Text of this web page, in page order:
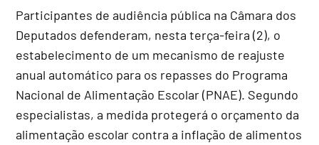
Participantes de audiência pública na Câmara dos
Deputados defenderam, nesta terça-feira (2), o
estabelecimento de um mecanismo de reajuste
anual automático para os repasses do Programa
Nacional de Alimentação Escolar (PNAE). Segundo
especialistas, a medida protegerá o orçamento da
alimentação escolar contra a inflação de alimentos